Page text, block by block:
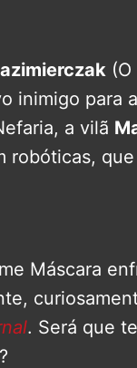
inimigo para
a vilã
Máscara
. Será que